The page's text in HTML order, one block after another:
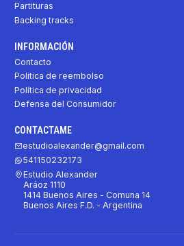
Partituras
Backing tracks
INFORMACIÓN
Contacto
Politica de reembolso
Política de privacidad
Defensa del Consumidor
CONTACTAME
estudioalexander@gmail.com
541150232173
Estudio Alexander
Aráoz 1110
1414 Buenos Aires - Comuna 14
Buenos Aires F.D. - Argentina